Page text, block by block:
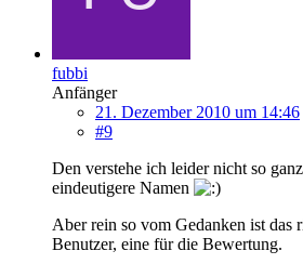
fubbi
Anfänger
21. Dezember 2010 um 14:46
#9
Den verstehe ich leider nicht so
eindeutigere Namen
Aber rein so vom Gedanken ist das
Benutzer, eine für die Bewertung.